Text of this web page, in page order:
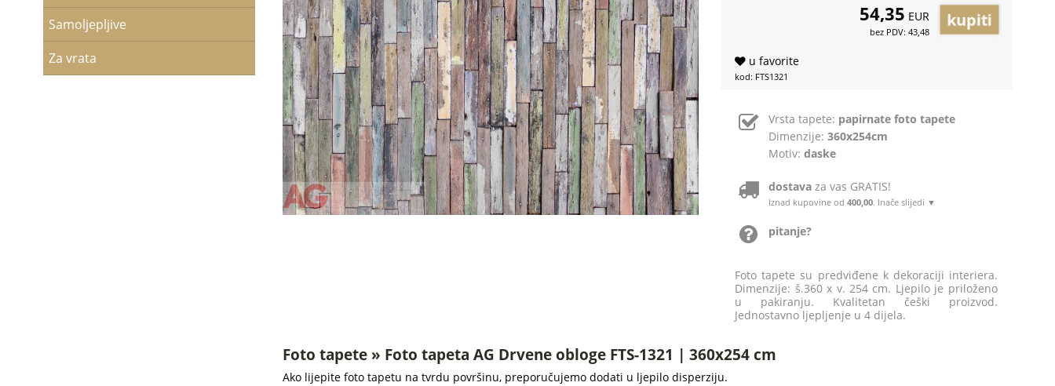
54,35 EUR
bez PDV: 43,48
u favorite
kod: FTS1321
Vrsta tapete: papirnate foto tapete
Dimenzije:360x254cm
Motiv:daske
dostava za vas GRATIS!
Iznad kupovine od400,00. Inače slijedi ▼
pitanje?
Foto tapete su predviđene k dekoraciji interiera.
Dimenzije: š.360 x v. 254 cm. Ljepilo je priloženo
u pakiranju. Kvalitetan češki proizvod.
Jednostavno ljepljenje u 4 dijela.
Foto tapete » Foto tapeta AG Drvene obloge FTS-1321 | 360x254 cm
Ako lijepite foto tapetu na tvrdu površinu, preporučujemo dodati u ljepilo disperziju.
Samoljepljive
Za vrata